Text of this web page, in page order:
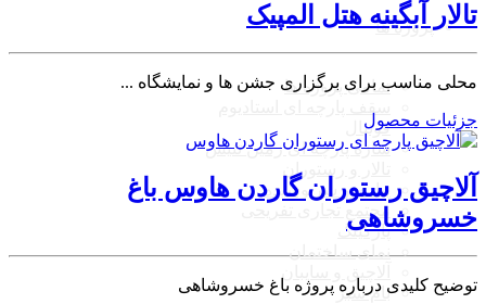
پروژه ها
تمامی پروژه ها
سقف پارچه ای استادیوم
فوتبال
سازه پارچه ای زمین تنیس
تالار و رستوران
پیاده‌رو سرپوشیده
مجتمع تجاری تفریحی
پارکینگ
نمای ساختمان
آلاچیق و سایبان
بام سبز
تالار آبگینه هتل المپیک
محلی مناسب برای برگزاری جشن ها و نمایشگاه ...
جزئیات محصول
آلاچیق رستوران گاردن هاوس باغ
خسروشاهی
توضیح کلیدی درباره پروژه باغ خسروشاهی